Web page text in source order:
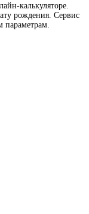
калькуляторе.
рождения. Сервис
параметрам.